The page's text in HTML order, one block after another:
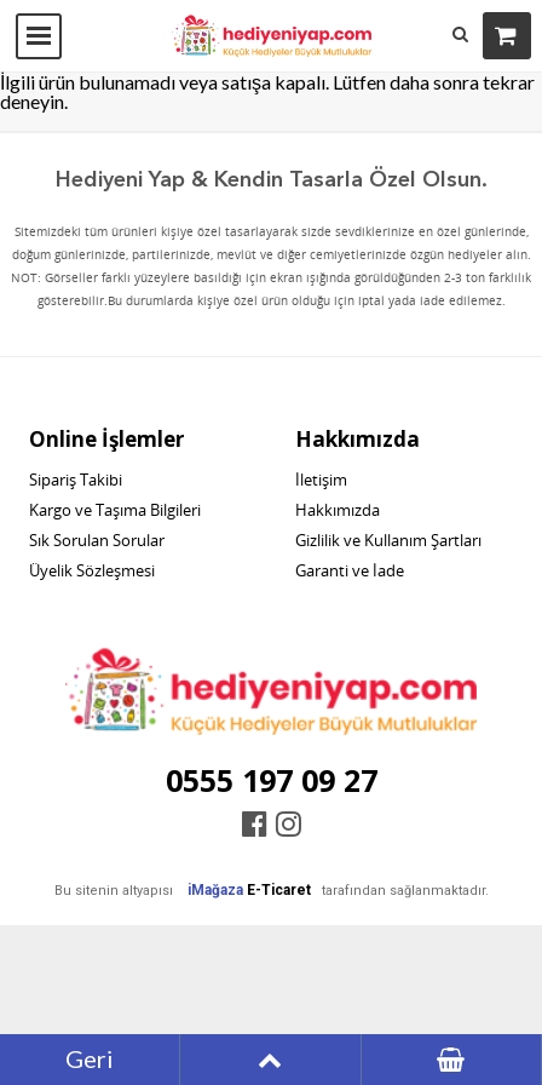
İlgili ürün bulunamadı veya satışa kapalı. Lütfen daha sonra tekrar
deneyin.
Hediyeni Yap & Kendin Tasarla Özel Olsun.
Sitemizdeki tüm ürünleri kişiye özel tasarlayarak sizde sevdiklerinize en özel günlerinde,
doğum günlerinizde, partilerinizde, mevlüt ve diğer cemiyetlerinizde özgün hediyeler alın.
NOT: Görseller farklı yüzeylere basıldığı için ekran ışığında görüldüğünden 2-3 ton farklılık
gösterebilir.Bu durumlarda kişiye özel ürün olduğu için iptal yada iade edilemez.
Online İşlemler
Sipariş Takibi
Kargo ve Taşıma Bilgileri
Sık Sorulan Sorular
Üyelik Sözleşmesi
Hakkımızda
İletişim
Hakkımızda
Gizlilik ve Kullanım Şartları
Garanti ve İade
0555 197 09 27
Geri
Bu sitenin altyapısı iMağaza E-Ticaret tarafından sağlanmaktadır.